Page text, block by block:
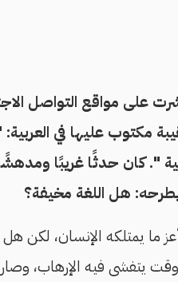
على مواقع التواصل
مكتوب عليها في
". كان حدثًا غريبًا
هل اللغة مخيفة؟
ما يمتلكه الإنسان، لكن
يتفشى فيه الإرهاب، وصار